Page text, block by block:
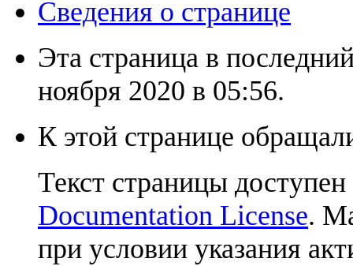
Сведения о странице
Эта страница в
ноября 2020 в 05:56.
К этой странице
Текст страницы
Documentation License.
при условии указания